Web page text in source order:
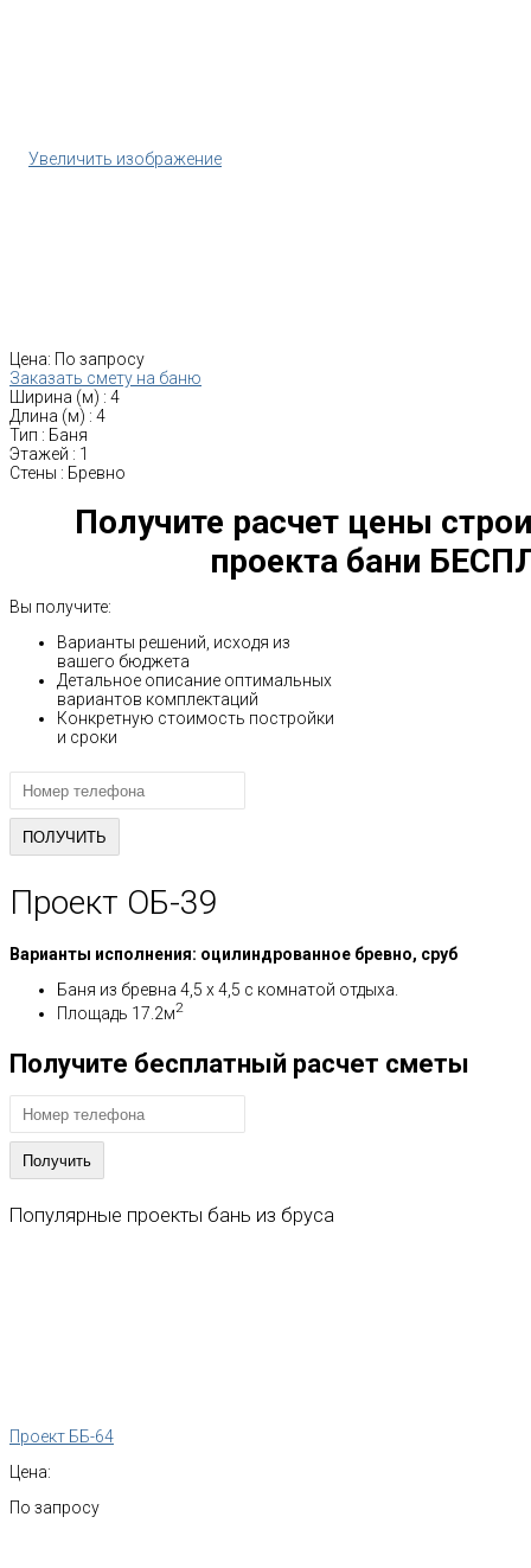
Увеличить изображение
Цена: По запросу
Заказать смету на баню
Ширина (м) : 4
Длина (м) : 4
Тип : Баня
Этажей : 1
Стены : Бревно
Получите расчет цены
проекта бани
Вы получите:
Варианты решений, исходя из
вашего бюджета
Детальное описание оптимальных
вариантов комплектаций
Конкретную стоимость постройки
и сроки
Проект ОБ-39
Варианты исполнения: оцилиндрованное бревно, сруб
Баня из бревна 4,5 x 4,5 с комнатой отдыха.
Площадь 17.2м2
Получите бесплатный расчет сметы
Популярные проекты бань из бруса
Проект ББ-64
Цена:
По запросу